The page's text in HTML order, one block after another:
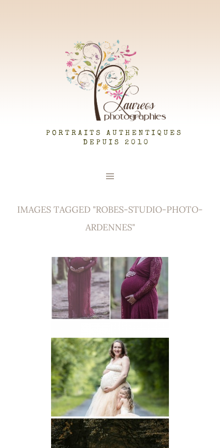
LAUREOS PHOTOGRAPHIES
IMAGES TAGGED "ROBES-STUDIO-PHOTO-
ARDENNES"